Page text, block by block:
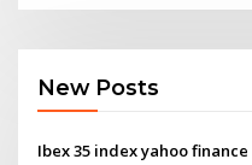
New Posts
Ibex 35 index yahoo finance